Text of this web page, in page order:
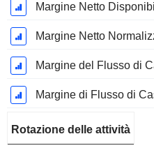
Margine Netto
Margine del Flusso di
Rotazione delle attività